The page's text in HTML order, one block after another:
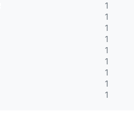
1
1
1
1
1
1
1
1
1